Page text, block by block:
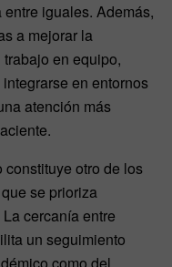
iguales. Además,
a mejorar la
en equipo,
en entornos
atención más
otro de los
se prioriza
cercanía entre
un seguimiento